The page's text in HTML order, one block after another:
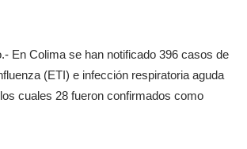
En Colima se han notificado 396 casos de
(ETI) e infección respiratoria aguda
cuales 28 fueron confirmados como